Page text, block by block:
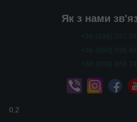
Як з нами
0,2